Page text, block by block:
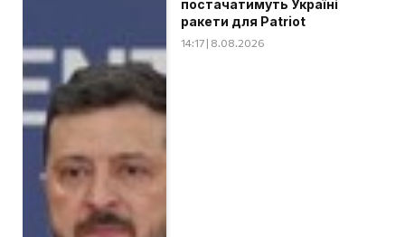
постачатимуть Україні
ракети для Patriot
14:17 | 8.08.2026